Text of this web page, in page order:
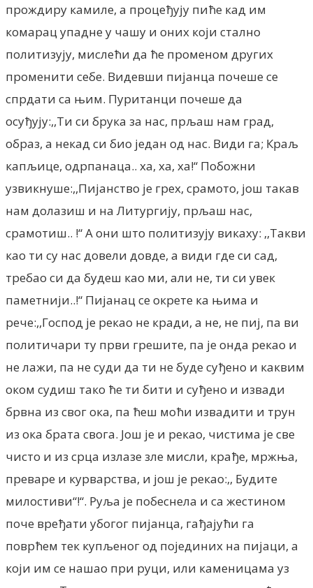
прождиру камиле, а процеђују пиће кад им
комарац упадне у чашу и оних који стално
политизују, мислећи да ће променом других
променити себе. Видевши пијанца почеше се
спрдати са њим. Пуританци почеше да
осуђују:,,Ти си брука за нас, прљаш нам град,
образ, а некад си био један од нас. Види га; Краљ
капљице, одрпанаца.. ха, ха, ха!“ Побожни
узвикнуше:,,Пијанство је грех, срамото, још такав
нам долазиш и на Литургију, прљаш нас,
срамотиш.. !“ А они што политизују викаху: ,,Такви
као ти су нас довели довде, а види где си сад,
требао си да будеш као ми, али не, ти си увек
паметнији..!“ Пијанац се окрете ка њима и
рече:,,Господ је рекао не кради, а не, не пиј, па ви
политичари ту први грешите, па је онда рекао и
не лажи, па не суди да ти не буде суђено и каквим
оком судиш тако ће ти бити и суђено и извади
брвна из свог ока, па ћеш моћи извадити и трун
из ока брата свога. Још је и рекао, чистима је све
чисто и из срца излазе зле мисли, крађе, мржња,
преваре и курварства, и још је рекао:,, Будите
милостиви“!“. Руља је побеснела и са жестином
поче вређати убогог пијанца, гађајући га
поврћем тек купљеног од појединих на пијаци, а
који им се нашао при руци, или каменицама уз